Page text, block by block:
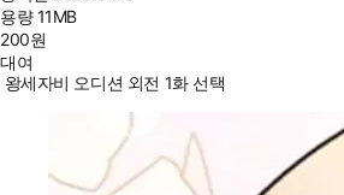
용량11MB
200원
대여
왕세자비 오디션 외전 1화 선택